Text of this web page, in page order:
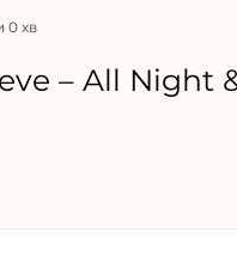
– All Night
0 хв